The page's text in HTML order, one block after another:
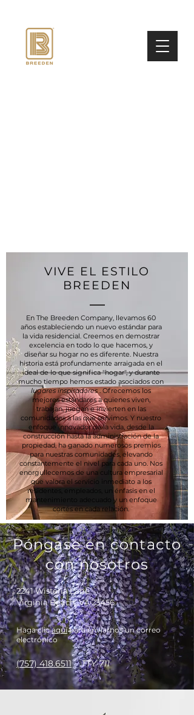
VIVE EL ESTILO
BREEDEN
En The Breeden Company, llevamos 60
años estableciendo un nuevo estándar para
la vida residencial. Creemos en demostrar
excelencia en todo lo que hacemos, y
diseñar su hogar no es diferente. Nuestra
historia está profundamente arraigada en el
ideal de lo que significa "hogar", y durante
mucho tiempo hemos estado asociados con
lugares inspiradores. Ofrecemos los
mejores estándares a quienes viven,
trabajan, juegan e invierten en las
comunidades a las que servimos. Y nuestro
enfoque innovador de la vida, desde la
construcción hasta la administración de la
propiedad, ha ganado numerosos premios
para nuestras comunidades, elevando
constantemente el nivel para cada uno. Nos
enorgullecemos de una cultura empresarial
que valora el servicio inmediato a los
residentes, empleados, un énfasis en el
mantenimiento adecuado y un enfoque
cortés en cada relación.
Póngase en contacto
con nosotros
2241 Wisteria Lane
Virginia Beach, VA 23456
Haga clicaquípara enviarnos un correo
electrónico
(757) 418.6511 TTY 711